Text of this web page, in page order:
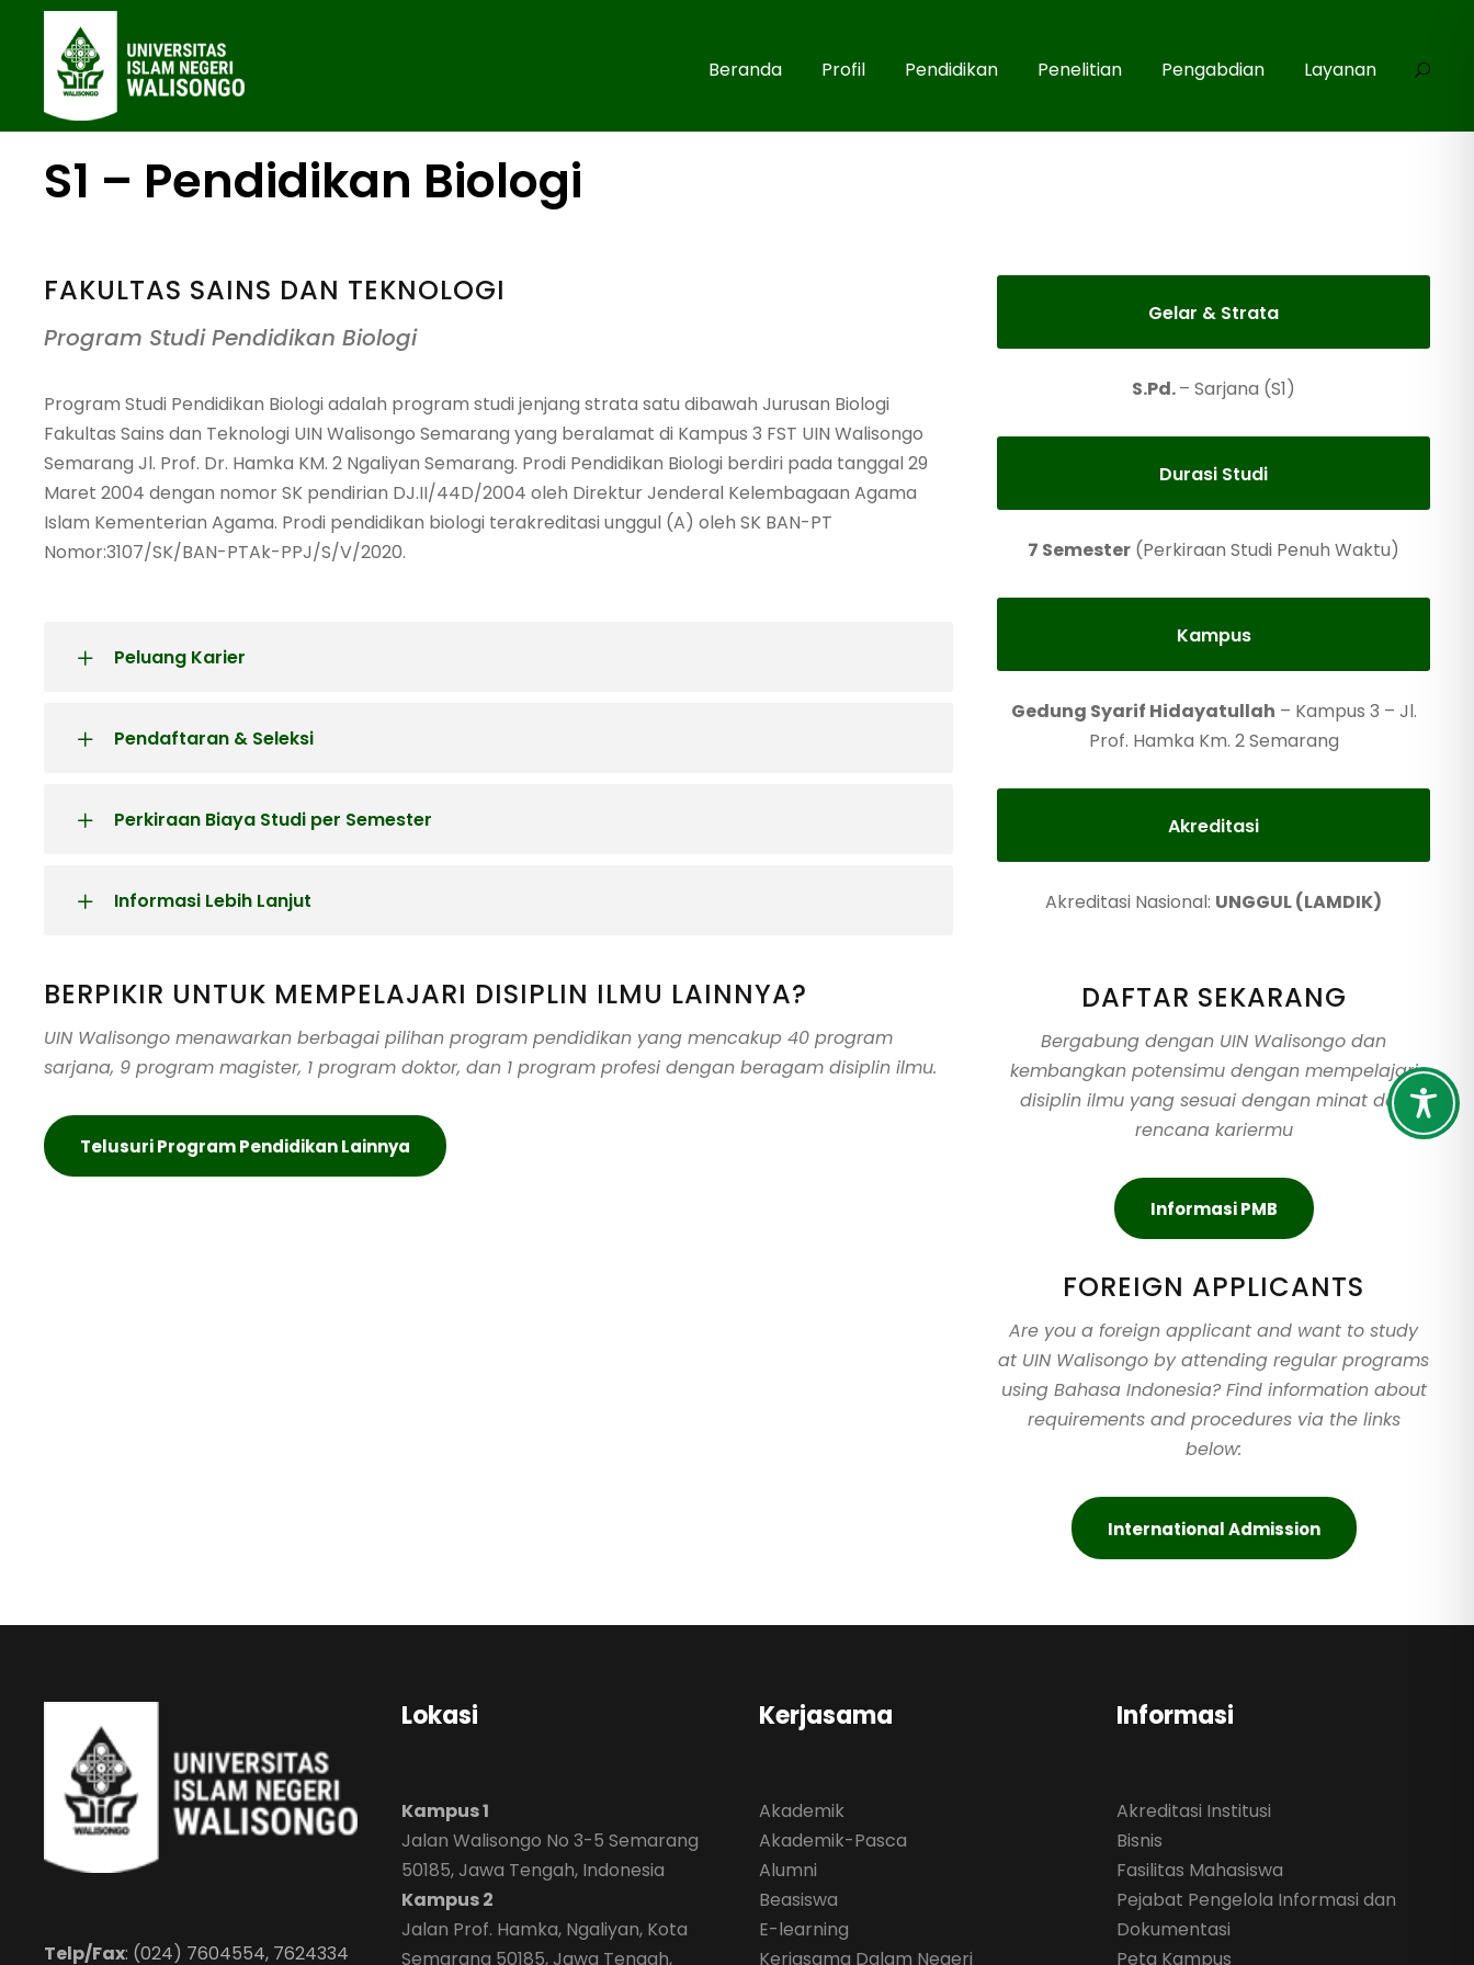
Beranda Profil Pendidikan Penelitian Pengabdian Layanan
S1 – Pendidikan Biologi
FAKULTAS SAINS DAN TEKNOLOGI
Program Studi Pendidikan Biologi
Program Studi Pendidikan Biologi adalah program studi jenjang strata satu dibawah Jurusan Biologi
Fakultas Sains dan Teknologi UIN Walisongo Semarang yang beralamat di Kampus 3 FST UIN Walisongo
Semarang Jl. Prof. Dr. Hamka KM. 2 Ngaliyan Semarang. Prodi Pendidikan Biologi berdiri pada tanggal 29
Maret 2004 dengan nomor SK pendirian DJ.II/44D/2004 oleh Direktur Jenderal Kelembagaan Agama
Islam Kementerian Agama. Prodi pendidikan biologi terakreditasi unggul (A) oleh SK BAN-PT
Nomor:3107/SK/BAN-PTAk-PPJ/S/V/2020.
Peluang Karier
Pendaftaran & Seleksi
Perkiraan Biaya Studi per Semester
Informasi Lebih Lanjut
BERPIKIR UNTUK MEMPELAJARI DISIPLIN ILMU LAINNYA?
UIN Walisongo menawarkan berbagai pilihan program pendidikan yang mencakup 40 program
sarjana, 9 program magister, 1 program doktor, dan 1 program profesi dengan beragam disiplin ilmu.
Telusuri Program Pendidikan Lainnya
Gelar & Strata
S.Pd.– Sarjana (S1)
Durasi Studi
7 Semester (Perkiraan Studi Penuh Waktu)
Kampus
Gedung Syarif Hidayatullah – Kampus 3 – Jl.
Prof. Hamka Km. 2 Semarang
Akreditasi
Akreditasi Nasional: UNGGUL (LAMDIK)
DAFTAR SEKARANG
Bergabung dengan UIN Walisongo dan
kembangkan potensimu dengan mempelajari
disiplin ilmu yang sesuai dengan minat dan
rencana kariermu
Informasi PMB
FOREIGN APPLICANTS
Are you a foreign applicant and want to study
at UIN Walisongo by attending regular programs
using Bahasa Indonesia? Find information about
requirements and procedures via the links
below:
International Admission
Telp/Fax: (024) 7604554, 7624334
Lokasi
Kampus 1
Jalan Walisongo No 3-5 Semarang
50185, Jawa Tengah, Indonesia
Kampus 2
Jalan Prof. Hamka, Ngaliyan, Kota
Semarang 50185, Jawa Tengah,
Kerjasama
Akademik
Akademik-Pasca
Alumni
Beasiswa
E-learning
Kerjasama Dalam Negeri
Informasi
Akreditasi Institusi
Bisnis
Fasilitas Mahasiswa
Pejabat Pengelola Informasi dan
Dokumentasi
Peta Kampus